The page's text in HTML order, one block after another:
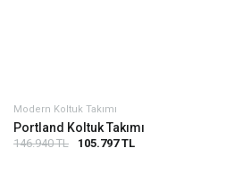
Modern Koltuk Takımı
Portland Koltuk Takımı
146.940 TL 105.797 TL